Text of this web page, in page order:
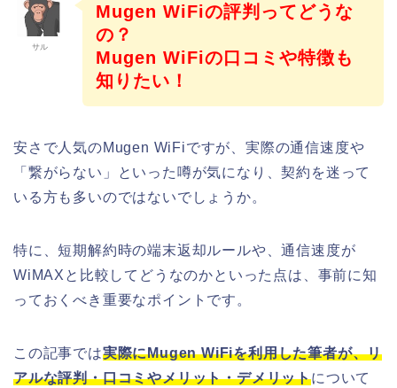
サル
Mugen WiFiの評判ってどうな
の？
Mugen WiFiの口コミや特徴も
知りたい！
安さで人気のMugen WiFiですが、実際の通信速度や
「繋がらない」といった噂が気になり、契約を迷って
いる方も多いのではないでしょうか。
特に、短期解約時の端末返却ルールや、通信速度が
WiMAXと比較してどうなのかといった点は、事前に知
っておくべき重要なポイントです。
この記事では実際にMugen WiFiを利用した筆者が、リ
アルな評判・口コミやメリット・デメリットについて